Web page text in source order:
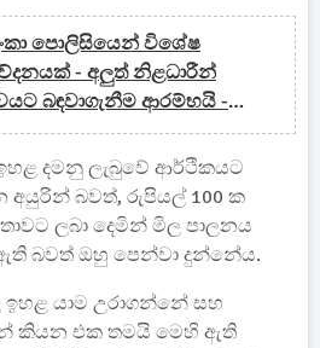
පොලිසියෙන් විශේෂ
- අලුත් නිළධාරීන්
බඳවාගැනීම ආරම්භයි -
තොරතුරු පිළිබද අවදානමක්
දමනු ලැබුවේ ආර්ථිකයට
අයුරින් බවත්, රුපියල් 100 ක
ලබා දෙමින් මිල පාලනය
බවත් ඔහු පෙන්වා දුන්නේය.
යාම උරාගන්නේ සහ
කියන එක තමයි මෙහි ඇති